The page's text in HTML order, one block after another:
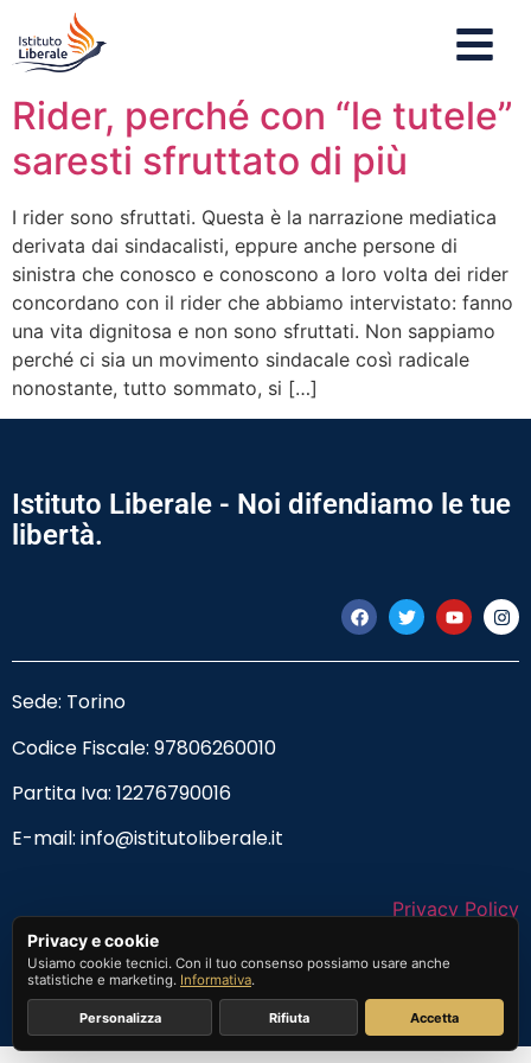
Rider, perché con “le tutele”
saresti sfruttato di più
I rider sono sfruttati. Questa è la narrazione mediatica
derivata dai sindacalisti, eppure anche persone di
sinistra che conosco e conoscono a loro volta dei rider
concordano con il rider che abbiamo intervistato: fanno
una vita dignitosa e non sono sfruttati. Non sappiamo
perché ci sia un movimento sindacale così radicale
nonostante, tutto sommato, si […]
Istituto Liberale - Noi difendiamo le tue
libertà.
Sede: Torino
Codice Fiscale: 97806260010
Partita Iva: 12276790016
E-mail: info@istitutoliberale.it
Privacy Policy
Termini e Condizioni
Privacy e cookie
Usiamo cookie tecnici. Con il tuo consenso possiamo usare anche
statistiche e marketing. Informativa.
Personalizza Rifiuta Accetta